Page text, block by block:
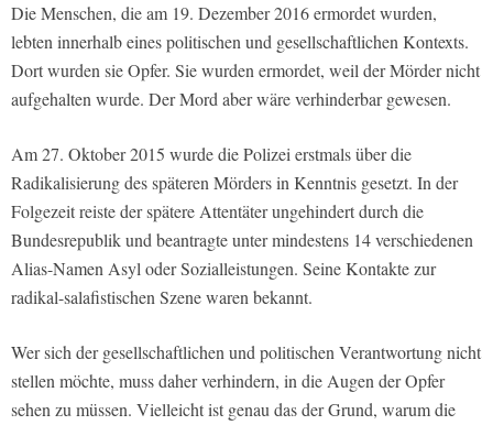
Die Menschen, die am 19. Dezember 2016 ermordet wurden,
lebten innerhalb eines politischen und gesellschaftlichen Kontexts.
Dort wurden sie Opfer. Sie wurden ermordet, weil der Mörder nicht
aufgehalten wurde. Der Mord aber wäre verhinderbar gewesen.
Am 27. Oktober 2015 wurde die Polizei erstmals über die
Radikalisierung des späteren Mörders in Kenntnis gesetzt. In der
Folgezeit reiste der spätere Attentäter ungehindert durch die
Bundesrepublik und beantragte unter mindestens 14 verschiedenen
Alias-Namen Asyl oder Sozialleistungen. Seine Kontakte zur
radikal-salafistischen Szene waren bekannt.
Wer sich der gesellschaftlichen und politischen Verantwortung nicht
stellen möchte, muss daher verhindern, in die Augen der Opfer
sehen zu müssen. Vielleicht ist genau das der Grund, warum die